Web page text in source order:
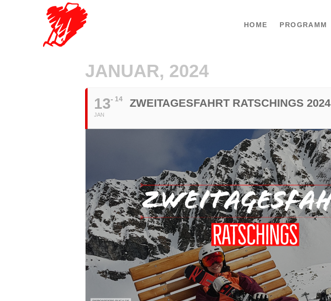
HOME PROGRAMM
JANUAR, 2024
13
JAN
14 ZWEITAGESFAHRT RATSCHINGS 2024